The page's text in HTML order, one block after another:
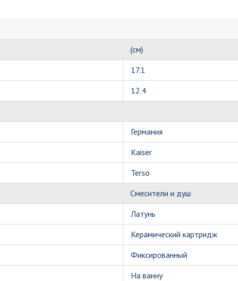
(см)
17.1
12.4
Германия
Kaiser
Terso
Смесители и душ
Латунь
Керамический картридж
Фиксированный
На ванну